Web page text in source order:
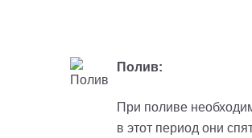
Полив:
При поливе
в этот период они